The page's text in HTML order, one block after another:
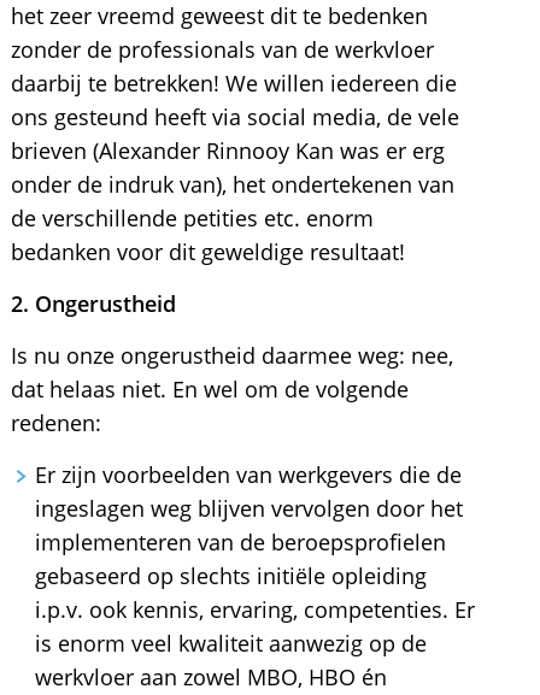
het zeer vreemd geweest dit te bedenken
zonder de professionals van de werkvloer
daarbij te betrekken! We willen iedereen die
ons gesteund heeft via social media, de vele
brieven (Alexander Rinnooy Kan was er erg
onder de indruk van), het ondertekenen van
de verschillende petities etc. enorm
bedanken voor dit geweldige resultaat!
2. Ongerustheid
Is nu onze ongerustheid daarmee weg: nee,
dat helaas niet. En wel om de volgende
redenen:
Er zijn voorbeelden van werkgevers die de
ingeslagen weg blijven vervolgen door het
implementeren van de beroepsprofielen
gebaseerd op slechts initiële opleiding
i.p.v. ook kennis, ervaring, competenties. Er
is enorm veel kwaliteit aanwezig op de
werkvloer aan zowel MBO, HBO én